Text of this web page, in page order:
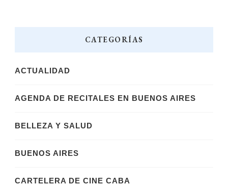
CATEGORÍAS
ACTUALIDAD
AGENDA DE RECITALES EN BUENOS AIRES
BELLEZA Y SALUD
BUENOS AIRES
CARTELERA DE CINE CABA